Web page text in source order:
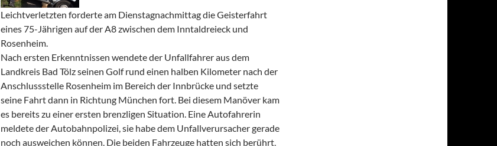
Leichtverletzten forderte am Dienstagnachmittag die Geisterfahrt
eines 75-Jährigen auf der A8 zwischen dem Inntaldreieck und
Rosenheim.
Nach ersten Erkenntnissen wendete der Unfallfahrer aus dem
Landkreis Bad Tölz seinen Golf rund einen halben Kilometer nach der
Anschlussstelle Rosenheim im Bereich der Innbrücke und setzte
seine Fahrt dann in Richtung München fort. Bei diesem Manöver kam
es bereits zu einer ersten brenzligen Situation. Eine Autofahrerin
meldete der Autobahnpolizei, sie habe dem Unfallverursacher gerade
noch ausweichen können. Die beiden Fahrzeuge hatten sich berührt.